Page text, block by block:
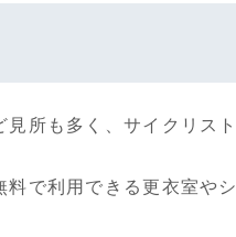
所も多く、サイクリス
で利用できる更衣室や